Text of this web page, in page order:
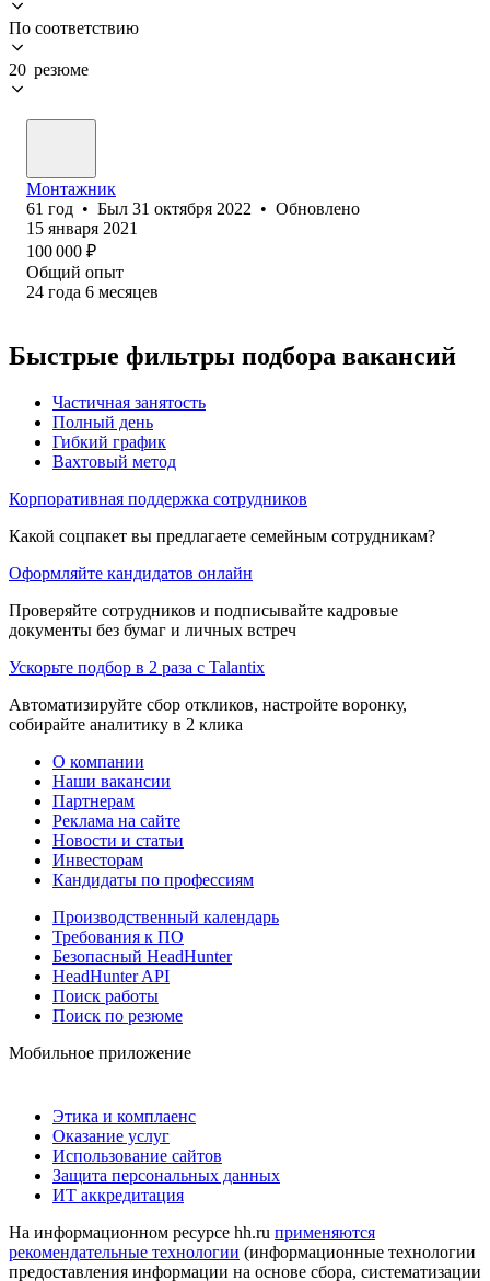
По соответствию
20 резюме
Монтажник
61 год • Был 31 октября 2022 • Обновлено
15 января 2021
100 000 ₽
Общий опыт
24 года 6 месяцев
Быстрые фильтры подбора вакансий
Частичная занятость
Полный день
Гибкий график
Вахтовый метод
Корпоративная поддержка сотрудников
Какой соцпакет вы предлагаете семейным сотрудникам?
Оформляйте кандидатов онлайн
Проверяйте сотрудников и подписывайте кадровые
документы без бумаг и личных встреч
Ускорьте подбор в 2 раза с Talantix
Автоматизируйте сбор откликов, настройте воронку,
собирайте аналитику в 2 клика
О компании
Наши вакансии
Партнерам
Реклама на сайте
Новости и статьи
Инвесторам
Кандидаты по профессиям
Производственный календарь
Требования к ПО
Безопасный HeadHunter
HeadHunter API
Поиск работы
Поиск по резюме
Мобильное приложение
Этика и комплаенс
Оказание услуг
Использование сайтов
Защита персональных данных
ИТ аккредитация
На информационном ресурсе hh.ru применяются
рекомендательные технологии (информационные технологии
предоставления информации на основе сбора, систематизации